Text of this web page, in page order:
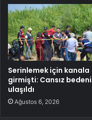
Serinlemek için kanala
girmişti: Cansız
ulaşıldı
Ağustos 6, 2026